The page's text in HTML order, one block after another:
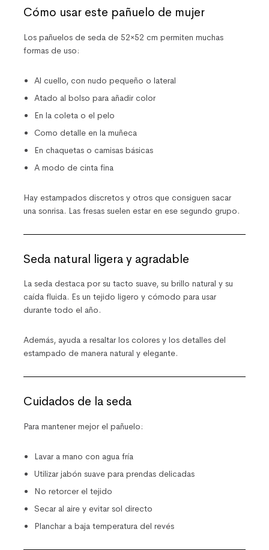
Cómo usar este pañuelo de mujer
Los pañuelos de seda de 52×52 cm permiten muchas
formas de uso:
Al cuello, con nudo pequeño o lateral
Atado al bolso para añadir color
En la coleta o el pelo
Como detalle en la muñeca
En chaquetas o camisas básicas
A modo de cinta fina
Hay estampados discretos y otros que consiguen sacar
una sonrisa. Las fresas suelen estar en ese segundo grupo.
Seda natural ligera y agradable
La seda destaca por su tacto suave, su brillo natural y su
caída fluida. Es un tejido ligero y cómodo para usar
durante todo el año.
Además, ayuda a resaltar los colores y los detalles del
estampado de manera natural y elegante.
Cuidados de la seda
Para mantener mejor el pañuelo:
Lavar a mano con agua fría
Utilizar jabón suave para prendas delicadas
No retorcer el tejido
Secar al aire y evitar sol directo
Planchar a baja temperatura del revés